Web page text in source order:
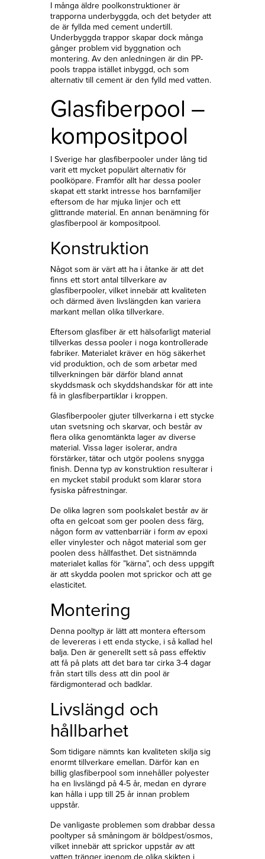
I många äldre poolkonstruktioner är
trapporna underbyggda, och det betyder att
de är fyllda med cement undertill.
Underbyggda trappor skapar dock många
gånger problem vid byggnation och
montering. Av den anledningen är din PP-
pools trappa istället inbyggd, och som
alternativ till cement är den fylld med vatten.
Glasfiberpool –
kompositpool
I Sverige har glasfiberpooler under lång tid
varit ett mycket populärt alternativ för
poolköpare. Framför allt har dessa pooler
skapat ett starkt intresse hos barnfamiljer
eftersom de har mjuka linjer och ett
glittrande material. En annan benämning för
glasfiberpool är kompositpool.
Konstruktion
Något som är värt att ha i åtanke är att det
finns ett stort antal tillverkare av
glasfiberpooler, vilket innebär att kvaliteten
och därmed även livslängden kan variera
markant mellan olika tillverkare.
Eftersom glasfiber är ett hälsofarligt material
tillverkas dessa pooler i noga kontrollerade
fabriker. Materialet kräver en hög säkerhet
vid produktion, och de som arbetar med
tillverkningen bär därför bland annat
skyddsmask och skyddshandskar för att inte
få in glasfiberpartiklar i kroppen.
Glasfiberpooler gjuter tillverkarna i ett stycke
utan svetsning och skarvar, och består av
flera olika genomtänkta lager av diverse
material. Vissa lager isolerar, andra
förstärker, tätar och utgör poolens snygga
finish. Denna typ av konstruktion resulterar i
en mycket stabil produkt som klarar stora
fysiska påfrestningar.
De olika lagren som poolskalet består av är
ofta en gelcoat som ger poolen dess färg,
någon form av vattenbarriär i form av epoxi
eller vinylester och något material som ger
poolen dess hållfasthet. Det sistnämnda
materialet kallas för ”kärna”, och dess uppgift
är att skydda poolen mot sprickor och att ge
elasticitet.
Montering
Denna pooltyp är lätt att montera eftersom
de levereras i ett enda stycke, i så kallad hel
balja. Den är generellt sett så pass effektiv
att få på plats att det bara tar cirka 3-4 dagar
från start tills dess att din pool är
färdigmonterad och badklar.
Livslängd och
hållbarhet
Som tidigare nämnts kan kvaliteten skilja sig
enormt tillverkare emellan. Därför kan en
billig glasfiberpool som innehåller polyester
ha en livslängd på 4-5 år, medan en dyrare
kan hålla i upp till 25 år innan problem
uppstår.
De vanligaste problemen som drabbar dessa
pooltyper så småningom är böldpest/osmos,
vilket innebär att sprickor uppstår av att